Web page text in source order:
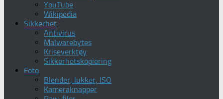
YouTube
Wikipedia
Sikkerhet
Antivirus
Malwarebytes
Kriseverktøy
Sikkerhetskopiering
Foto
Blender, lukker, ISO
Kameraknapper